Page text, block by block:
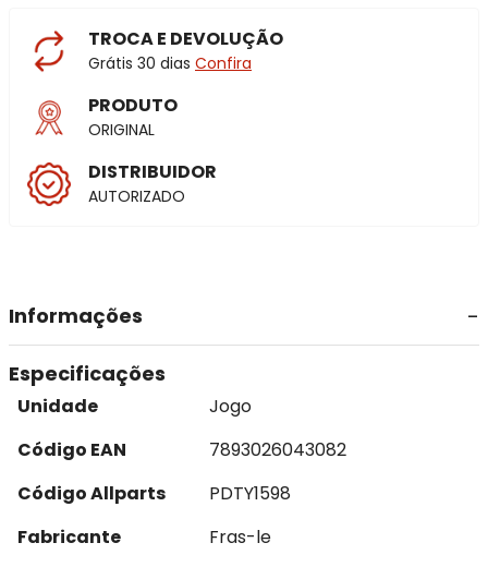
TROCA E DEVOLUÇÃO
Grátis 30 dias Confira
PRODUTO
ORIGINAL
DISTRIBUIDOR
AUTORIZADO
Informações
Especificações
Unidade
Jogo
Código EAN
7893026043082
Código Allparts
PDTY1598
Fabricante
Fras-le